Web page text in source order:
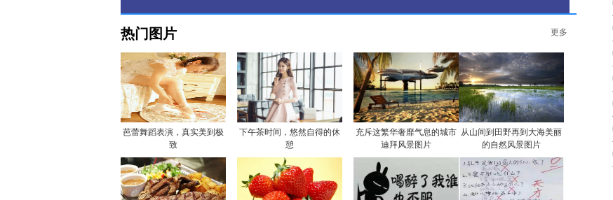
热门图片 更多
芭蕾舞蹈表演，真实美到极
致
下午茶时间，悠然自得的休
憩
充斥这繁华奢靡气息的城市
迪拜风景图片
从山间到田野再到大海美丽
的自然风景图片